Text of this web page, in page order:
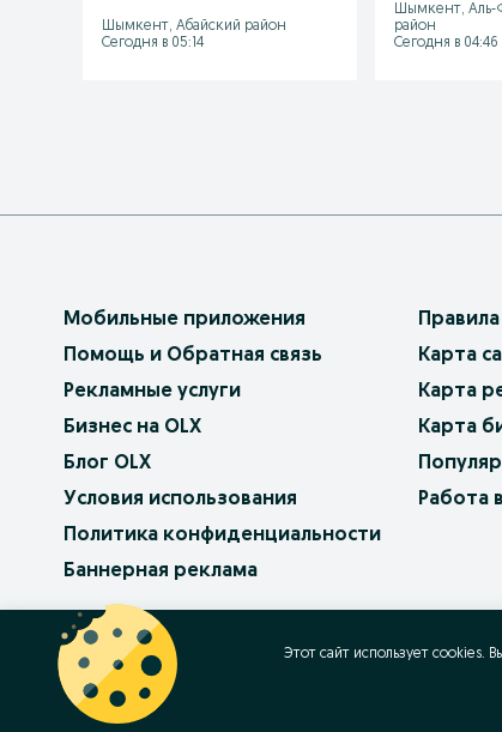
Шымкент, Абайский район
Сегодня в 05:14
Шымкент, Аль-
район
Сегодня в 04:46
Мобильные приложения
Помощь и Обратная связь
Рекламные услуги
Бизнес на OLX
Блог OLX
Условия использования
Политика конфиденциальности
Баннерная реклама
Карта
Карта
Карта
Работа
OLX.bg
Этот сайт использует cookies.